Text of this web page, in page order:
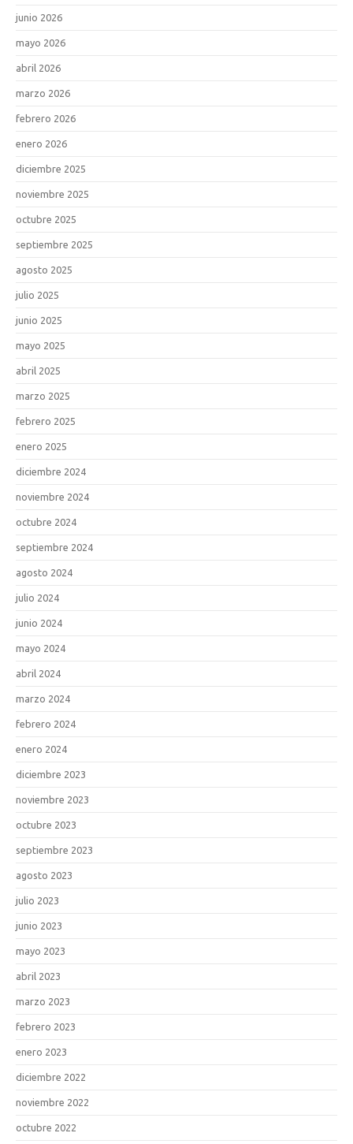
junio 2026
mayo 2026
abril 2026
marzo 2026
febrero 2026
enero 2026
diciembre 2025
noviembre 2025
octubre 2025
septiembre 2025
agosto 2025
julio 2025
junio 2025
mayo 2025
abril 2025
marzo 2025
febrero 2025
enero 2025
diciembre 2024
noviembre 2024
octubre 2024
septiembre 2024
agosto 2024
julio 2024
junio 2024
mayo 2024
abril 2024
marzo 2024
febrero 2024
enero 2024
diciembre 2023
noviembre 2023
octubre 2023
septiembre 2023
agosto 2023
julio 2023
junio 2023
mayo 2023
abril 2023
marzo 2023
febrero 2023
enero 2023
diciembre 2022
noviembre 2022
octubre 2022